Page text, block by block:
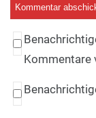
Kommentare